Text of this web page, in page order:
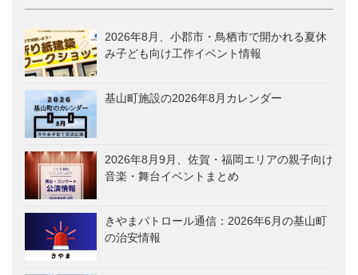
2026年8月、小郡市・鳥栖市で開かれる夏休
み子ども向け工作イベント情報
基山町施設の2026年8月カレンダー
2026年8月9月、佐賀・福岡エリアの親子向け
音楽・舞台イベントまとめ
きやまパトロール通信：2026年6月の基山町
の治安情報